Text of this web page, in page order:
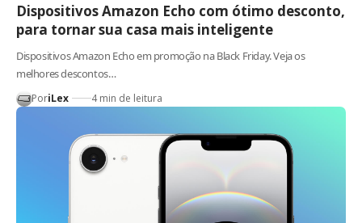
Dispositivos Amazon Echo com ótimo desconto,
para tornar sua casa mais inteligente
Dispositivos Amazon Echo em promoção na Black Friday. Veja os
melhores descontos…
PoriLex 4 min de leitura